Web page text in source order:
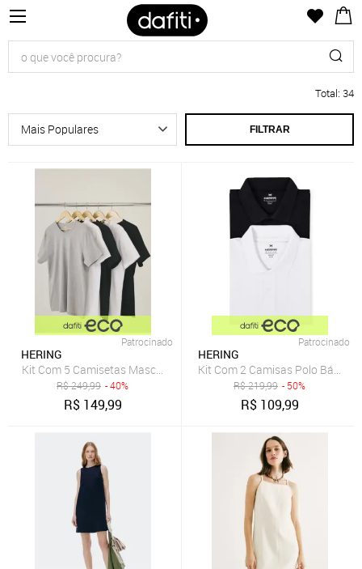
Total: 34
FILTRAR
Patrocinado
HERING
Kit Com 5 Camisetas Masculinas Básicas Slim Hering
R$249,99 - 40%
R$ 149,99
Patrocinado
HERING
Kit Com 2 Camisas Polo
R$219,99 - 50%
R$ 109,99